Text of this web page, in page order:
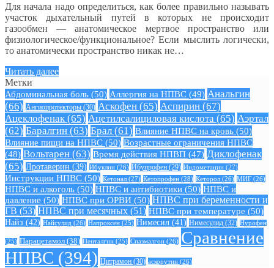
Для начала надо определиться, как более правильно называть
участок дыхательный путей в которых не происходит
газообмен — анатомическое мертвое пространство или
физиологическое/функциональное? Если мыслить логически,
то анатомически пространство никак не…
Читать далее
Метки
Абдоминальная боль (50) Аллергия на НПВС (49) Анальгин
(66) Ангиопротекторы (30) Аскофен (65) Аспирин (67)
Ацеклофенак (65) Ацетилсалициловая кислота (65) Аэртал
(62) Баралгин (63) Брал (61) Влияние НПВС на кровь (50)
Влияние пищи на НПВС (50) Возрастные ограничения НПВС
(48) Вольтарен (63) Время действия НПВП (47) Диклофенак
(65) Дротаверин (39) Ибуклин (26) Ибупрофен (29) Индометацин (27)
Инструкции НПВС (50) Кетонал (27) Кетопрофен (28) Кеторол (26) МИГ (26)
НПВС и алкоголь (50) НПВС и антибиотики (50) НПВС и
давление (50) НПВС при ОРВИ (50) НПВС при беременности и
ГВ (53) НПВС при месячных (51) НПВС при температуре (50)
Найз (42) Найсулид (26) Напроксен (25) Нимесил (41) Нимесулид (32) Нурофен
(25) Парацетамол (38) Пенталгин (25) Спазмалгон (26) Сравнение
НПВС (394) Цитрамон (30) аскорутин (26)